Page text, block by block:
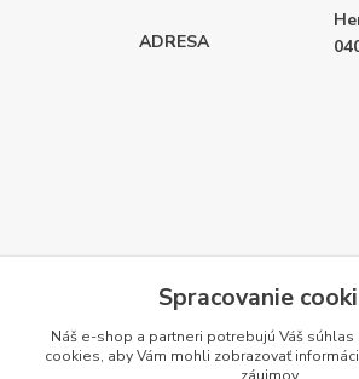
ADRESA
Spracovanie
Náš e-shop a partneri potrebujú Váš súhlas
cookies, aby Vám mohli zobrazovať
záujmov.